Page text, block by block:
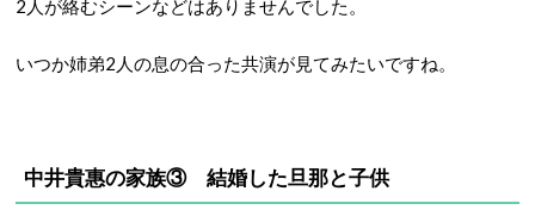
2人が絡むシーンなどはありませんでした。
いつか姉弟2人の息の合った共演が見てみたいですね。
中井貴惠の家族③ 結婚した旦那と子供